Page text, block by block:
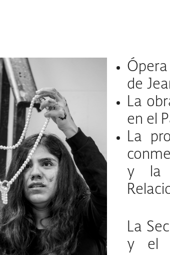
de
La
en el
La
y la
La
y el